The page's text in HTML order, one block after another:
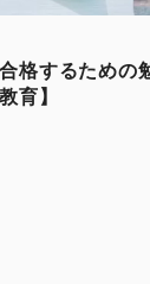
格するための
育】